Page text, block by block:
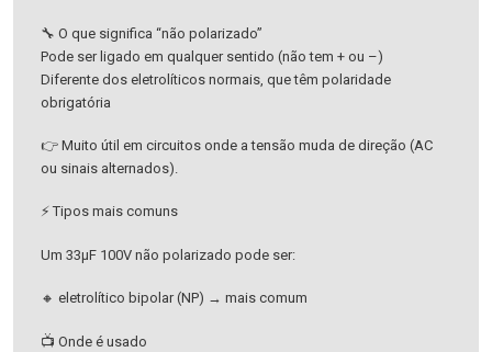
🔧 O que significa “não polarizado”
Pode ser ligado em qualquer sentido (não tem + ou –)
Diferente dos eletrolíticos normais, que têm polaridade
obrigatória
👉 Muito útil em circuitos onde a tensão muda de direção (AC
ou sinais alternados).
⚡ Tipos mais comuns
Um 33µF 100V não polarizado pode ser:
🔸 eletrolítico bipolar (NP) → mais comum
📺 Onde é usado